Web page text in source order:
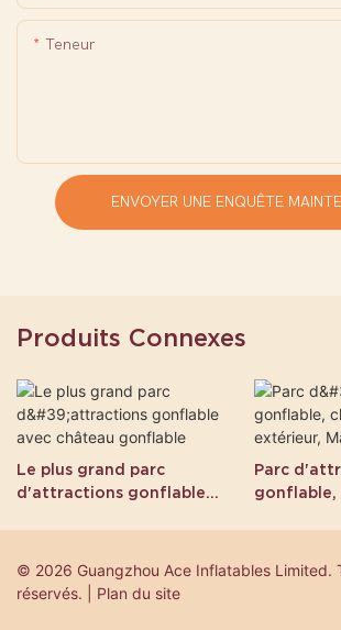
Teneur
ENVOYER UNE ENQUÊTE
Produits Connexes
Le plus grand parc
d'attractions gonflable
Parc
gonflable,
© 2026 Guangzhou Ace Inflatables Limited.
réservés. | Plan du site